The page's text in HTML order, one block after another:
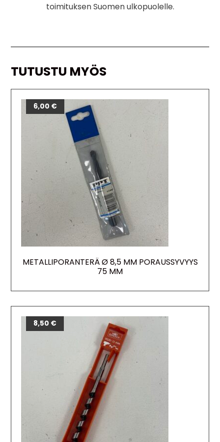
toimituksen Suomen ulkopuolelle.
TUTUSTU MYÖS
METALLIPORANTERÄ Ø 8,5 MM PORAUSSYVYYS
75 MM
6,00 €
8,50 €